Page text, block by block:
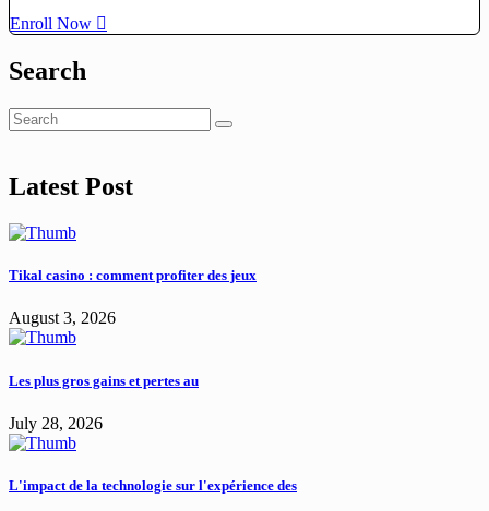
Enroll Now
Search
Latest Post
Tikal casino : comment profiter des jeux
August 3, 2026
Les plus gros gains et pertes au
July 28, 2026
L'impact de la technologie sur l'expérience des